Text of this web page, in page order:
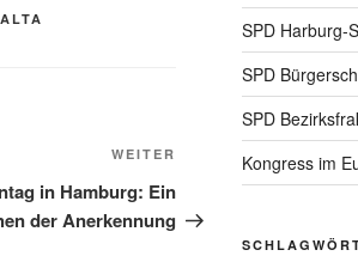
Nächster
Beitrag
WEITER
in Hamburg: Ein
der Anerkennung
SPD Harburg-
SPD
SPD
Kongress im